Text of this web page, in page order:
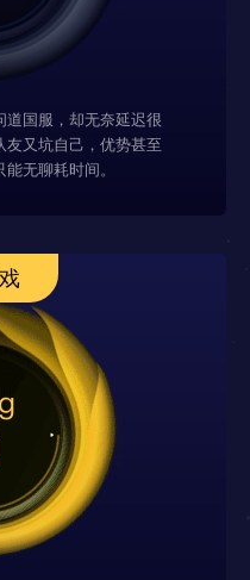
国服，却无奈延迟很
又坑自己，优势甚至
无聊耗时间。